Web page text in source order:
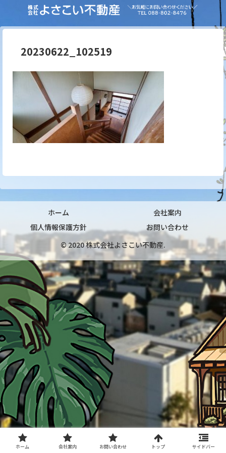
20230622_102519
ホーム
会社案内
個人情報保護方針
お問い合わせ
© 2020 株式会社よさこい不動産.
ホーム 会社案内 お問い合わせ トップ サイドバー